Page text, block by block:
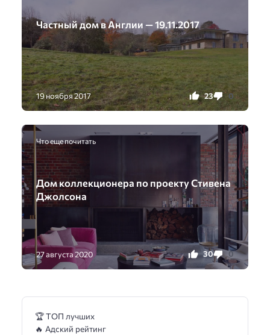
Частный дом в Англии — 19.11.2017
19 ноября 2017 23 0
Что еще почитать
Дом коллекционера по проекту Стивена
Джолсона
27 августа 2020 30 0
🏆 ТОП лучших
🔥 Адский рейтинг